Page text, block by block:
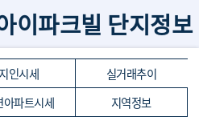
이파크빌 단지정보
지인시세
실거래추이
아파트시세 지역정보